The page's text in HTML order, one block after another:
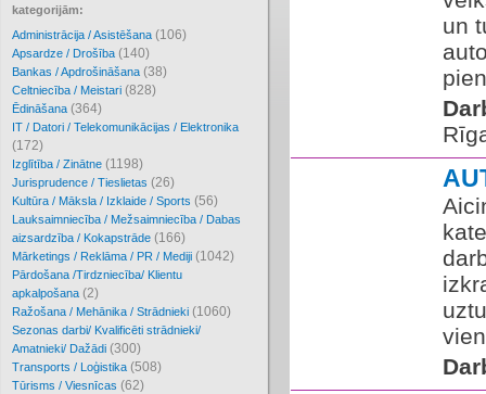
kategorijām:
Administrācija / Asistēšana (106)
Apsardze / Drošība (140)
Bankas / Apdrošināšana (38)
Celtniecība / Meistari (828)
Ēdināšana (364)
IT / Datori / Telekomunikācijas / Elektronika
(172)
Izglītība / Zinātne (1198)
Jurisprudence / Tieslietas (26)
Kultūra / Māksla / Izklaide / Sports (56)
Lauksaimniecība / Mežsaimniecība / Dabas
aizsardzība / Kokapstrāde (166)
Mārketings / Reklāma / PR / Mediji (1042)
Pārdošana /Tirdzniecība/ Klientu
apkalpošana (2)
Ražošana / Mehānika / Strādnieki (1060)
Sezonas darbi/ Kvalificēti strādnieki/
Amatnieki/ Dažādi (300)
Transports / Loģistika (508)
Tūrisms / Viesnīcas (62)
un